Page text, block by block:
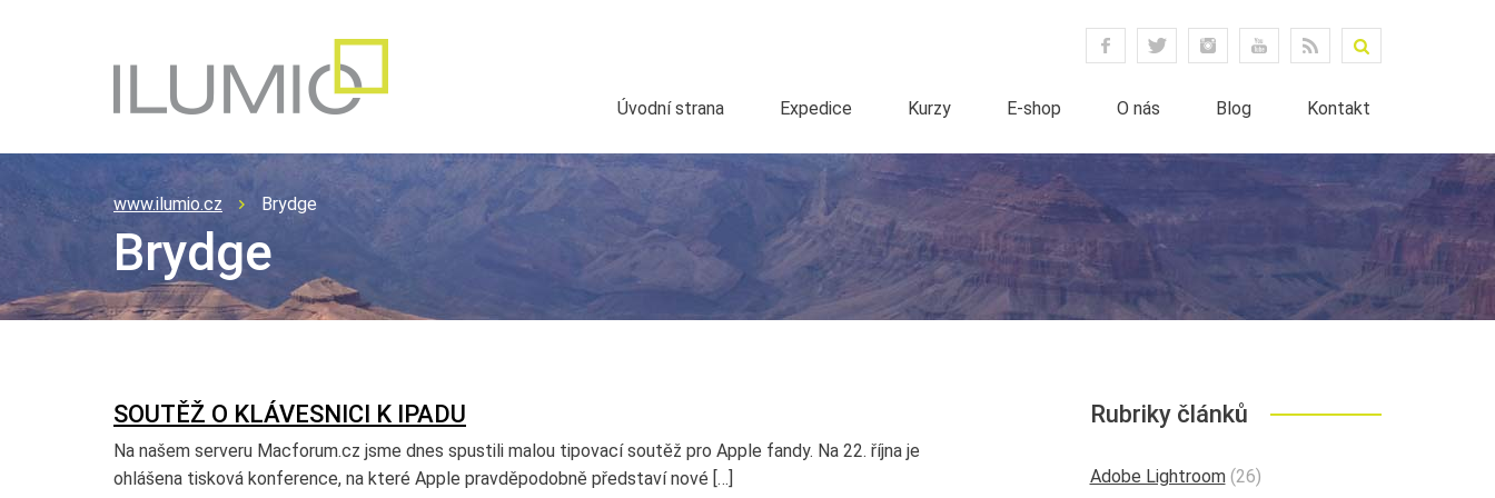
Úvodní strana Expedice Kurzy E-shop O nás Blog Kontakt
www.ilumio.cz Brydge
Brydge
SOUTĚŽ O KLÁVESNICI K IPADU
Na našem serveru Macforum.cz jsme dnes spustili malou tipovací soutěž pro Apple fandy. Na 22. října je
ohlášena tisková konference, na které Apple pravděpodobně představí nové […]
Rubriky článků
Adobe Lightroom(26)